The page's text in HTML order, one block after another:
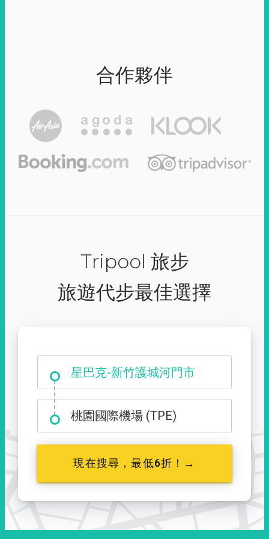
合作夥伴
Tripool 旅步
旅遊代步最佳選擇
星巴克-新竹護城河門市
大霸尖山登山口
桃園國際機場 (TPE)
現在搜尋，最低6折！→